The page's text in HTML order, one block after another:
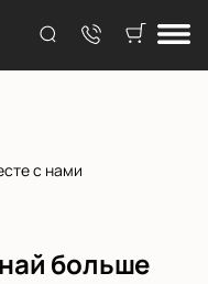
с нами
больше